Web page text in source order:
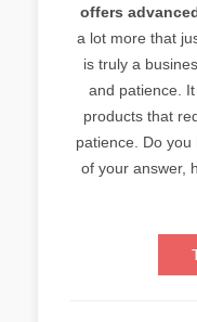
offers
a lot more that
is truly a
and patience.
products that
patience. Do
of your answer,